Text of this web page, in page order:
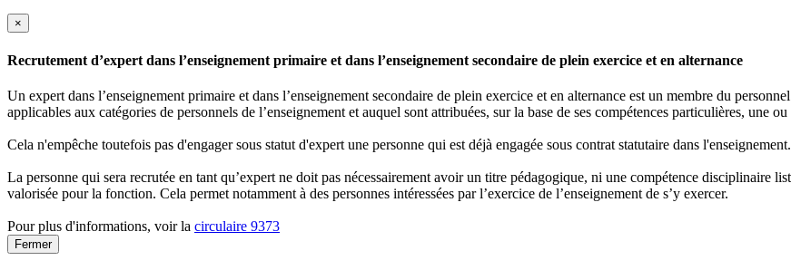
×
Recrutement d’expert dans l’enseignement primaire et dans l’enseignement secondaire de plein exercice et en alternance
Un expert dans l’enseignement primaire et dans l’enseignement secondaire de plein exercice et en alternance est un membre du
applicables aux catégories de personnels de l’enseignement et auquel sont attribuées, sur la base de ses compétences particulières, une
Cela n'empêche toutefois pas d'engager sous statut d'expert une personne qui est déjà engagée sous contrat statutaire dans l'enseignement.
La personne qui sera recrutée en tant qu’expert ne doit pas nécessairement avoir un titre pédagogique, ni une compétence disciplinaire
valorisée pour la fonction. Cela permet notamment à des personnes intéressées par l’exercice de l’enseignement de s’y exercer.
Pour plus d'informations, voir la circulaire 9373
Fermer